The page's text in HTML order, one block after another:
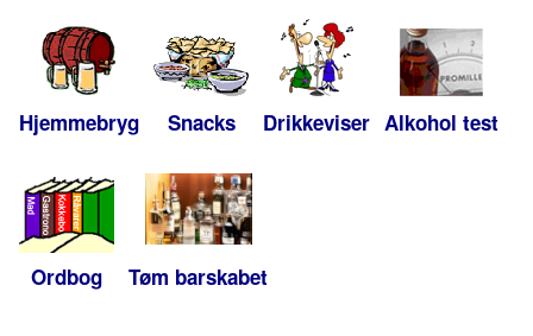
Hjemmebryg Snacks Drikkeviser Alkohol test
Ordbog Tøm barskabet